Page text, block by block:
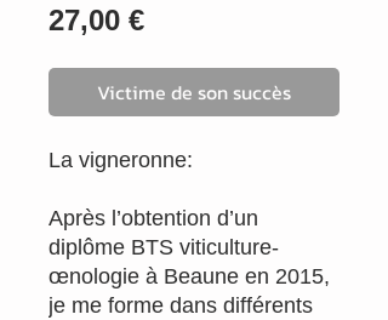
27,00 €Prix
Victime de son succès
La vigneronne:
Après l’obtention d’un
diplôme BTS viticulture-
œnologie à Beaune en 2015,
je me forme dans différents